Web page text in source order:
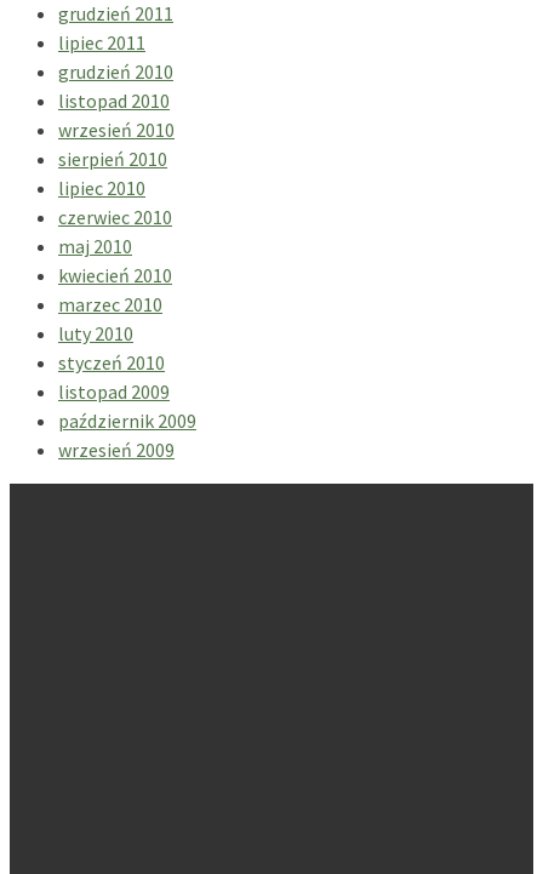
grudzień 2011
lipiec 2011
grudzień 2010
listopad 2010
wrzesień 2010
sierpień 2010
lipiec 2010
czerwiec 2010
maj 2010
kwiecień 2010
marzec 2010
luty 2010
styczeń 2010
listopad 2009
październik 2009
wrzesień 2009